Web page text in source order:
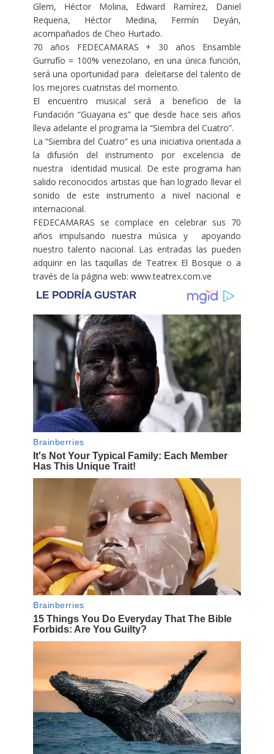
Glem, Héctor Molina, Edward Ramírez, Daniel
Requena, Héctor Medina, Fermín Deyán,
acompañados de Cheo Hurtado.
70 años FEDECAMARAS + 30 años Ensamble
Gurrufío = 100% venezolano, en una única función,
será una oportunidad para deleitarse del talento de
los mejores cuatristas del momento.
El encuentro musical será a beneficio de la
Fundación “Guayana es” que desde hace seis años
lleva adelante el programa la “Siembra del Cuatro”.
La “Siembra del Cuatro” es una iniciativa orientada a
la difusión del instrumento por excelencia de
nuestra identidad musical. De este programa han
salido reconocidos artistas que han logrado llevar el
sonido de este instrumento a nivel nacional e
internacional.
FEDECAMARAS se complace en celebrar sus 70
años impulsando nuestra música y apoyando
nuestro talento nacional. Las entradas las pueden
adquirir en las taquillas de Teatrex El Bosque o a
través de la página web: www.teatrex.com.ve